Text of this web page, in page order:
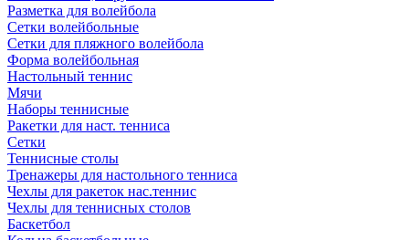
Разметка для волейбола
Сетки волейбольные
Сетки для пляжного волейбола
Форма волейбольная
Настольный теннис
Мячи
Наборы теннисные
Ракетки для наст. тенниса
Сетки
Теннисные столы
Тренажеры для настольного тенниса
Чехлы для ракеток нас.теннис
Чехлы для теннисных столов
Баскетбол